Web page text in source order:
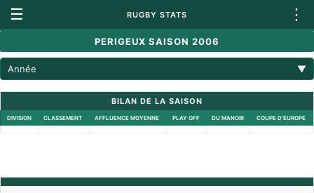
☰ RUGBY STATS ⋮
PERIGEUX SAISON 2006
Année ▼
BILAN DE LA SAISON
DIVISION CLASSEMENT AFFLUENCE MOYENNE PLAY OFF DU MANOIR COUPE D'EUROPE